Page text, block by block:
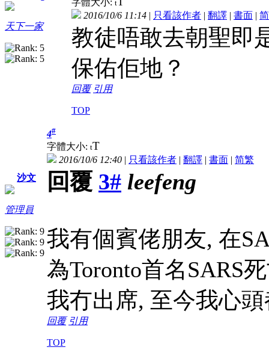
天下一家
t
2016/10/6 11:14 | 只看該作者 | 翻譯 | 書面 | 简
教徒唔敢去朝聖即
保佑佢地？
回覆 引用
TOP
沙文
管理員
4#
字體大小: tT
2016/10/6 12:40 | 只看該作者 | 翻譯 | 書面 | 简繁
回覆 3# leefeng
我有個賓佬朋友, 在
為Toronto首名SARS
我冇出席, 至今我心
回覆 引用
TOP